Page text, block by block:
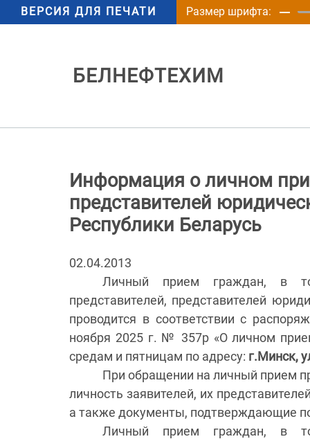
ВЕРСИЯ ДЛЯ ПЕЧАТИ Размер шрифта:
БЕЛНЕФТЕХИМ
Информация о личном
представителей
Республики Беларусь
02.04.2013
Личный прием граждан, в
представителей, представителей
проводится в соответствии с
ноября 2025 г. № 357р «О личном
средам и пятницам по адресу: г.Минск,
При обращении на личный прием
личность заявителей, их
а также документы, подтверждающие
Личный прием граждан, в